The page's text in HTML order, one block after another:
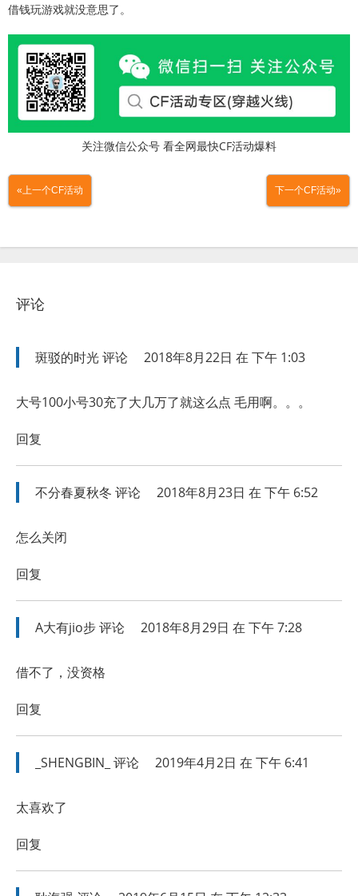
借钱玩游戏就没意思了。
关注微信公众号 看全网最快CF活动爆料
«上一个CF活动 下一个CF活动»
评论
斑驳的时光评论 2018年8月22日 在 下午 1:03
大号100小号30充了大几万了就这么点 毛用啊。。。
回复
不分春夏秋冬 评论 2018年8月23日 在 下午 6:52
怎么关闭
回复
A大有jio步评论 2018年8月29日 在 下午 7:28
借不了，没资格
回复
_SHENGBIN_ 评论 2019年4月2日 在 下午 6:41
太喜欢了
回复